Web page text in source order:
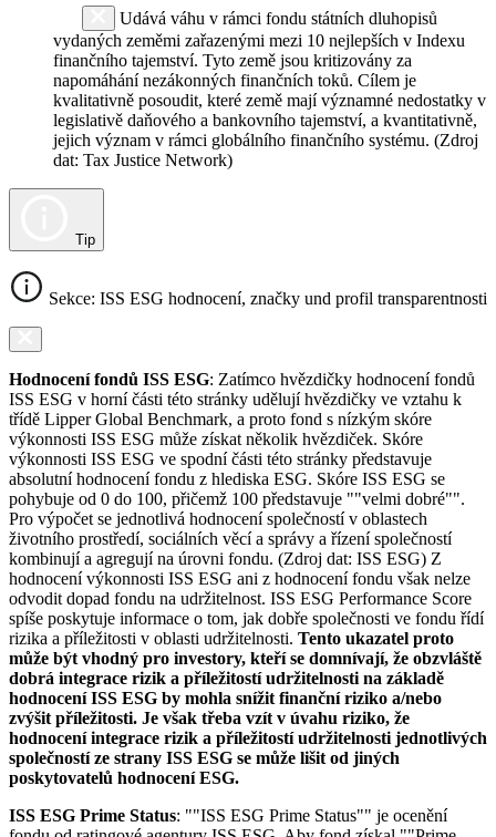
Udává váhu v rámci fondu státních dluhopisů
vydaných zeměmi zařazenými mezi 10 nejlepších v Indexu
finančního tajemství. Tyto země jsou kritizovány za
napomáhání nezákonných finančních toků. Cílem je
kvalitativně posoudit, které země mají významné nedostatky v
legislativě daňového a bankovního tajemství, a kvantitativně,
jejich význam v rámci globálního finančního systému. (Zdroj
dat: Tax Justice Network)
Tip
Sekce: ISS ESG hodnocení, značky und profil transparentnosti
Hodnocení fondů ISS ESG: Zatímco hvězdičky hodnocení fondů
ISS ESG v horní části této stránky udělují hvězdičky ve vztahu k
třídě Lipper Global Benchmark, a proto fond s nízkým skóre
výkonnosti ISS ESG může získat několik hvězdiček. Skóre
výkonnosti ISS ESG ve spodní části této stránky představuje
absolutní hodnocení fondu z hlediska ESG. Skóre ISS ESG se
pohybuje od 0 do 100, přičemž 100 představuje ""velmi dobré"".
Pro výpočet se jednotlivá hodnocení společností v oblastech
životního prostředí, sociálních věcí a správy a řízení společností
kombinují a agregují na úrovni fondu. (Zdroj dat: ISS ESG) Z
hodnocení výkonnosti ISS ESG ani z hodnocení fondu však nelze
odvodit dopad fondu na udržitelnost. ISS ESG Performance Score
spíše poskytuje informace o tom, jak dobře společnosti ve fondu řídí
rizika a příležitosti v oblasti udržitelnosti. Tento ukazatel proto
může být vhodný pro investory, kteří se domnívají, že obzvláště
dobrá integrace rizik a příležitostí udržitelnosti na základě
hodnocení ISS ESG by mohla snížit finanční riziko a/nebo
zvýšit příležitosti. Je však třeba vzít v úvahu riziko, že
hodnocení integrace rizik a příležitostí udržitelnosti jednotlivých
společností ze strany ISS ESG se může lišit od jiných
poskytovatelů hodnocení ESG.
ISS ESG Prime Status: ""ISS ESG Prime Status"" je ocenění